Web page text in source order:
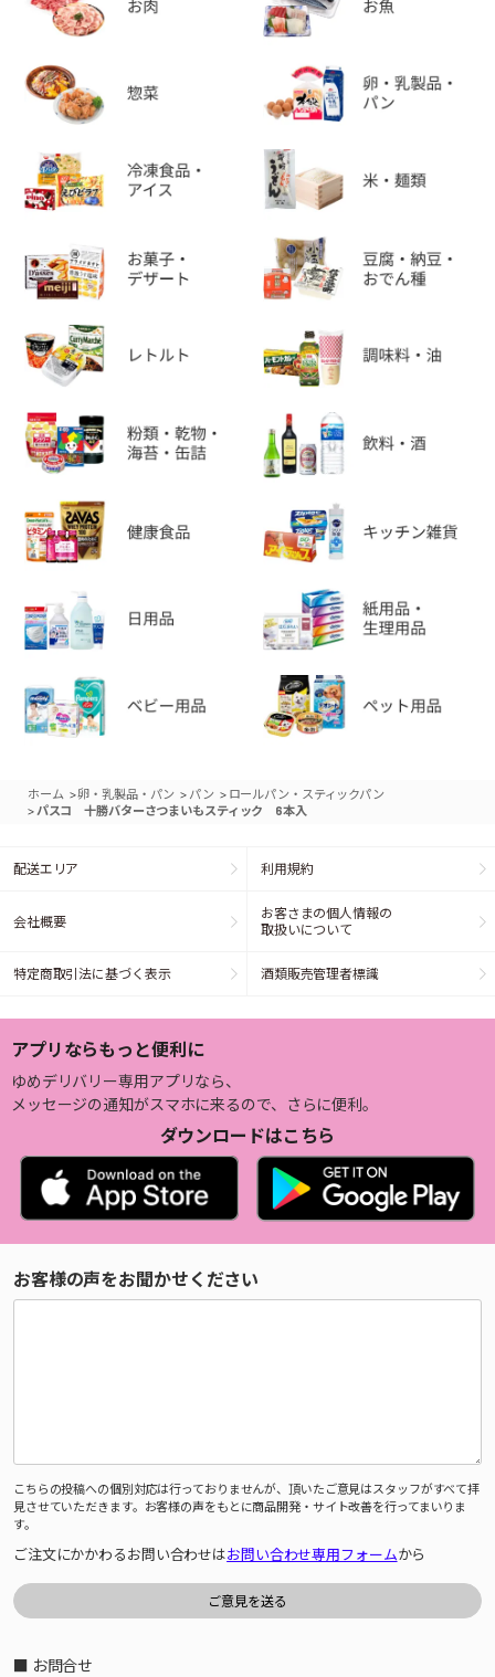
ホーム >卵・乳製品・パン > パン > ロールパン・スティックパン
> パスコ 十勝バターさつまいもスティック 6本入
配送エリア 利用規約
会社概要
お客さまの個人情報の
取扱いについて
特定商取引法に基づく表示 酒類販売管理者標識
アプリならもっと便利に
ゆめデリバリー専用アプリなら、
メッセージの通知がスマホに来るので、さらに便利。
ダウンロードはこちら
お客様の声をお聞かせください
こちらの投稿への個別対応は行っておりませんが、頂いたご意見はスタッフがすべて拝
見させていただきます。お客様の声をもとに商品開発・サイト改善を行ってまいりま
す。
ご注文にかかわるお問い合わせはお問い合わせ専用フォームから
■ お問合せ